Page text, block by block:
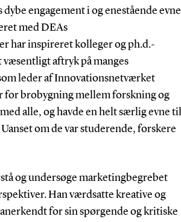
engagement i og enestående evne
med DEAs
har inspireret kolleger og ph.d.-
væsentligt aftryk på manges
leder af Innovationsnetværket
brobygning mellem forskning og
alle, og havde en helt særlig evne til
om de var studerende, forskere
og undersøge marketingbegrebet
Han værdsatte kreative og
for sin spørgende og kritiske